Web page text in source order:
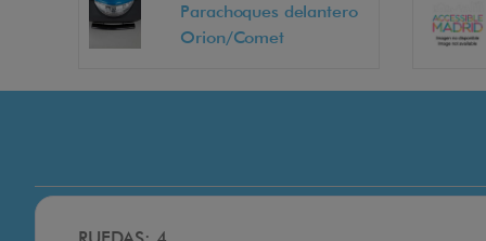
Parachoques delantero
Orion/Comet